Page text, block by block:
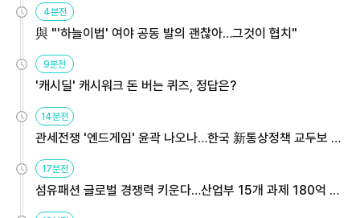
4분전
與 "'하늘이법' 여야 공동 발의 괜찮아…그것이 협치"
9분전
'캐시딜' 캐시워크 돈 버는 퀴즈, 정답은?
14분전
관세전쟁 '엔드게임' 윤곽 나오나…한국 新통상정책 교두보 활
17분전
섬유패션 글로벌 경쟁력 키운다…산업부 15개 과제 180억 지